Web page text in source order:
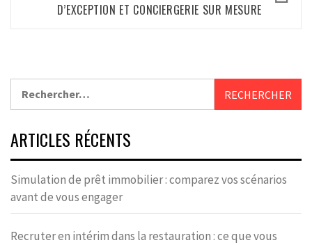
D’EXCEPTION ET CONCIERGERIE SUR MESURE
ARTICLES RÉCENTS
Simulation de prêt immobilier : comparez vos scénarios
avant de vous engager
Recruter en intérim dans la restauration : ce que vous